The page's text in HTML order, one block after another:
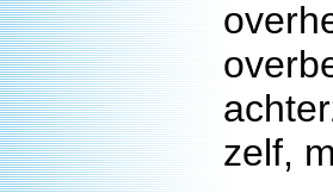
zelf,